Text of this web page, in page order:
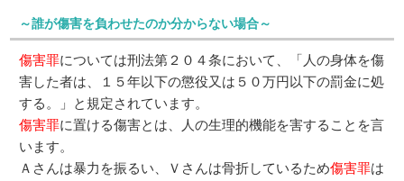
～誰が傷害を負わせたのか分からない場合～
傷害罪については刑法第２０４条において、「人の身体を傷
害した者は、１５年以下の懲役又は５０万円以下の罰金に処
する。」と規定されています。
傷害罪に置ける傷害とは、人の生理的機能を害することを言
います。
Ａさんは暴力を振るい、Ｖさんは骨折しているため傷害罪は